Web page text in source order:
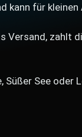
kann für
Versand, zahlt
See oder